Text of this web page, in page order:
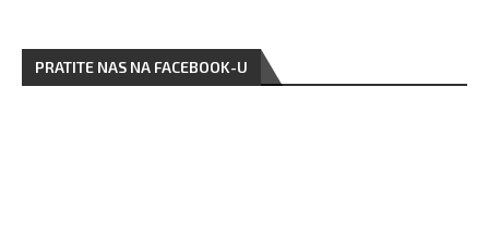
PRATITE NAS NA FACEBOOK-U